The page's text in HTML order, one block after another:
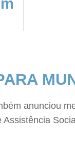
anunciou
Assistência